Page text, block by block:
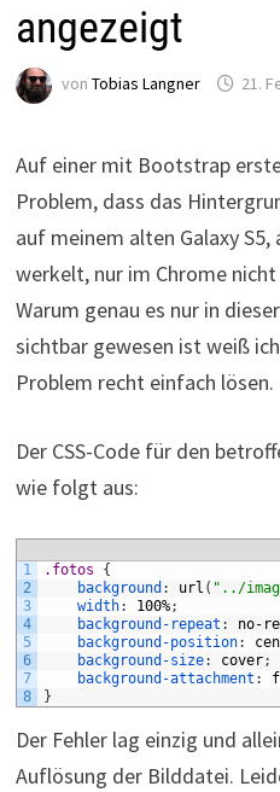
angezeigt
von Tobias Langner 21.
Auf einer mit Bootstrap
Problem, dass das
auf meinem alten Galaxy
werkelt, nur im Chrome
Warum genau es nur in
sichtbar gewesen ist weiß
Problem recht einfach lösen.
Der CSS-Code für den
wie folgt aus:
1
2
3
4
5
6
7
8
.fotos {
background : url ( "../
width: 100%;
background-repeat : no-
background-position:
background-size: cover;
background-attachment :
}
Der Fehler lag einzig und
Auflösung der Bilddatei.